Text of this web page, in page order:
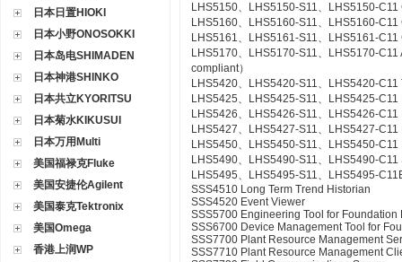
日本日置HIOKI
日本小野ONOSOKKI
日本岛电SHIMADEN
日本神港SHINKO
日本共立KYORITSU
日本菊水KIKUSUI
日本万用Multi
美国福禄克Fluke
美国安捷伦Agilent
美国泰克Tektronix
美国Omega
香港上润WP
LHS5150、LHS5150-S11、LHS5150-
LHS5160、LHS5160-S11、LHS5160-
LHS5161、LHS5161-S11、LHS5161-
LHS5170、LHS5170-S11、LHS5170-
compliant）
LHS5420、LHS5420-S11、LHS5420-C11
LHS5425、LHS5425-S11、LHS5425-
LHS5426、LHS5426-S11、LHS5426-
LHS5427、LHS5427-S11、LHS5427-
LHS5450、LHS5450-S11、LHS5450-
LHS5490、LHS5490-S11、LHS5490-
LHS5495、LHS5495-S11、LHS5495-
SSS4510 Long Term Trend Historian
SSS4520 Event Viewer
SSS5700 Engineering Tool for Foundation
SSS6700 Device Management Tool for
SSS7700 Plant Resource Management
SSS7710 Plant Resource Management